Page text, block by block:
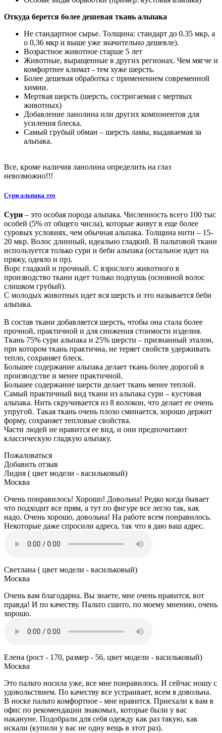
Откуда берется более дешевая ткань альпака
Не стандартное сырье. Толщина: стандарт до 0.35 мкр, а
о 0,36 мкр и выше уже значительно дешевле).
Возрастное животное старше 5 лет
Животные, выращенные в других регионах. Чем мягче и
комфортнее климат - тем хуже шерсть.
Более дешевая обработка с применением современной
химии.
Мертвая шерсть (шерсть, состригаемая с мертвых
животных)
Добавление ланолина или других компонентов для
усиления блеска.
Самый грубый обман – шерсть ламы, выдаваемая за
альпака.
Все, кроме наличия ланолина определить на глаз
невозможно!!!
Сури альпака это
Сури – это особая порода альпака. Численность всего 100 тыс
особей (5% от общего числа), которые живут в еще более
суровых условиях, чем обычная альпака. Толщина нити – 15-
20 мкр. Волос длинный, идеально гладкий. В пальтовой ткани
используется только сури и беби альпака (остальное идет на
пряжу, одеяло и пр).
Ворс гладкий и прочный. С взрослого животного в
производство ткани идет только подпушь (основной волос
слишком грубый).
С молодых животных идет вся шерсть и это называется беби
альпака.
В состав ткани добавляется шерсть, чтобы она стала более
прочной, практичной и для снижения стоимости изделия.
Ткань 75% сури альпака и 25% шерсти – признанный эталон,
при котором ткань практична, не теряет свойств удерживать
тепло, сохраняет блеск.
Большее содержание альпака делает ткань более дорогой в
производстве и менее практичной.
Большее содержание шерсти делает ткань менее теплой.
Самый практичный вид ткани из альпака сури – кустовая
альпака. Нить скручивается из 8 волокон, что делает ее очень
упругой. Такая ткань очень плохо сминается, хорошо держит
форму, сохраняет тепловые свойства.
Части людей не нравится ее вид, и они предпочитают
классическую гладкую альпаку.
Пожаловаться
Добавить отзыв
Лидия ( цвет модели - васильковый)
Москва
Очень понравилось! Хорошо! Довольна! Редко когда бывает
что подходит все прям, а тут по фигуре все легло так, как
надо. Очень хорошо, довольна! На работе всем понравилось.
Некоторые даже спросили адреса, так что я даю ваш адрес.
Светлана ( цвет модели - васильковый)
Москва
Очень вам благодарна. Вы знаете, мне очень нравится, вот
правда! И по качеству. Пальто сшито, по моему мнению, очень
хорошо.
Елена (рост - 170, размер - 56, цвет модели - васильковый)
Москва
Это пальто носила уже, все мне понравилось. И сейчас ношу с
удовольствием. По качеству все устраивает, всем я довольна.
В носке пальто комфортное - мне нравится. Приехали к вам в
офис по рекомендации знакомых, которые были у вас
накануне. Подобрали для себя одежду как раз такую, как
искали (купили у вас не одну вещь в этот раз).